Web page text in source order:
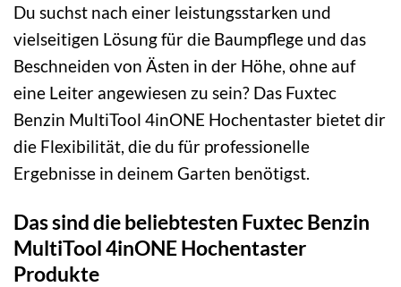
Du suchst nach einer leistungsstarken und
vielseitigen Lösung für die Baumpflege und das
Beschneiden von Ästen in der Höhe, ohne auf
eine Leiter angewiesen zu sein? Das Fuxtec
Benzin MultiTool 4inONE Hochentaster bietet dir
die Flexibilität, die du für professionelle
Ergebnisse in deinem Garten benötigst.
Das sind die beliebtesten Fuxtec Benzin
MultiTool 4inONE Hochentaster
Produkte